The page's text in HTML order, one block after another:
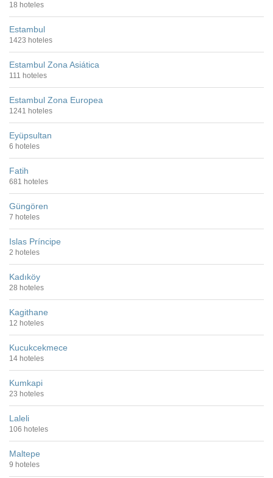
18 hoteles
Estambul
1423 hoteles
Estambul Zona Asiática
111 hoteles
Estambul Zona Europea
1241 hoteles
Eyüpsultan
6 hoteles
Fatih
681 hoteles
Güngören
7 hoteles
Islas Príncipe
2 hoteles
Kadıköy
28 hoteles
Kagithane
12 hoteles
Kucukcekmece
14 hoteles
Kumkapi
23 hoteles
Laleli
106 hoteles
Maltepe
9 hoteles